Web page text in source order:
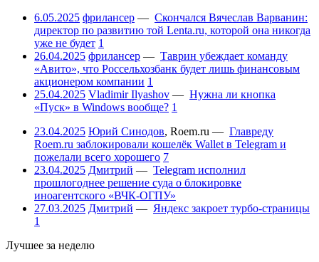
6.05.2025 фрилансер — Скончался Вячеслав Варванин:
директор по развитию той Lenta.ru, которой она никогда
уже не будет 1
26.04.2025 фрилансер — Таврин убеждает команду
«Авито», что Россельхозбанк будет лишь финансовым
акционером компании 1
25.04.2025 Vladimir Ilyashov — Нужна ли кнопка
«Пуск» в Windows вообще? 1
23.04.2025 Юрий Синодов, Roem.ru — Главреду
Roem.ru заблокировали кошелёк Wallet в Telegram и
пожелали всего хорошего 7
23.04.2025 Дмитрий — Telegram исполнил
прошлогоднее решение суда о блокировке
иноагентского «ВЧК-ОГПУ»
27.03.2025 Дмитрий — Яндекс закроет турбо-страницы
1
Лучшее за неделю